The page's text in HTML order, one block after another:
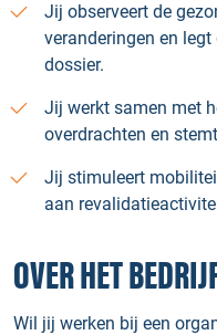
Jij observeert de
veranderingen en
dossier.
Jij werkt samen met
overdrachten en
Jij stimuleert
aan
OVER HET
Wil jij werken bij een